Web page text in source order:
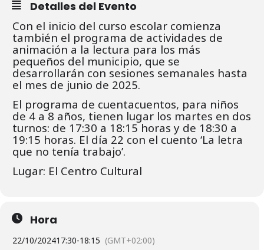
Detalles del Evento
Con el inicio del curso escolar comienza
también el programa de actividades de
animación a la lectura para los más
pequeños del municipio, que se
desarrollarán con sesiones semanales hasta
el mes de junio de 2025.
El programa de cuentacuentos, para niños
de 4 a 8 años, tienen lugar los martes en dos
turnos: de 17:30 a 18:15 horas y de 18:30 a
19:15 horas. El día 22 con el cuento ‘La letra
que no tenía trabajo’.
Lugar: El Centro Cultural
Hora
22/10/202417:30-18:15 (GMT+02:00)